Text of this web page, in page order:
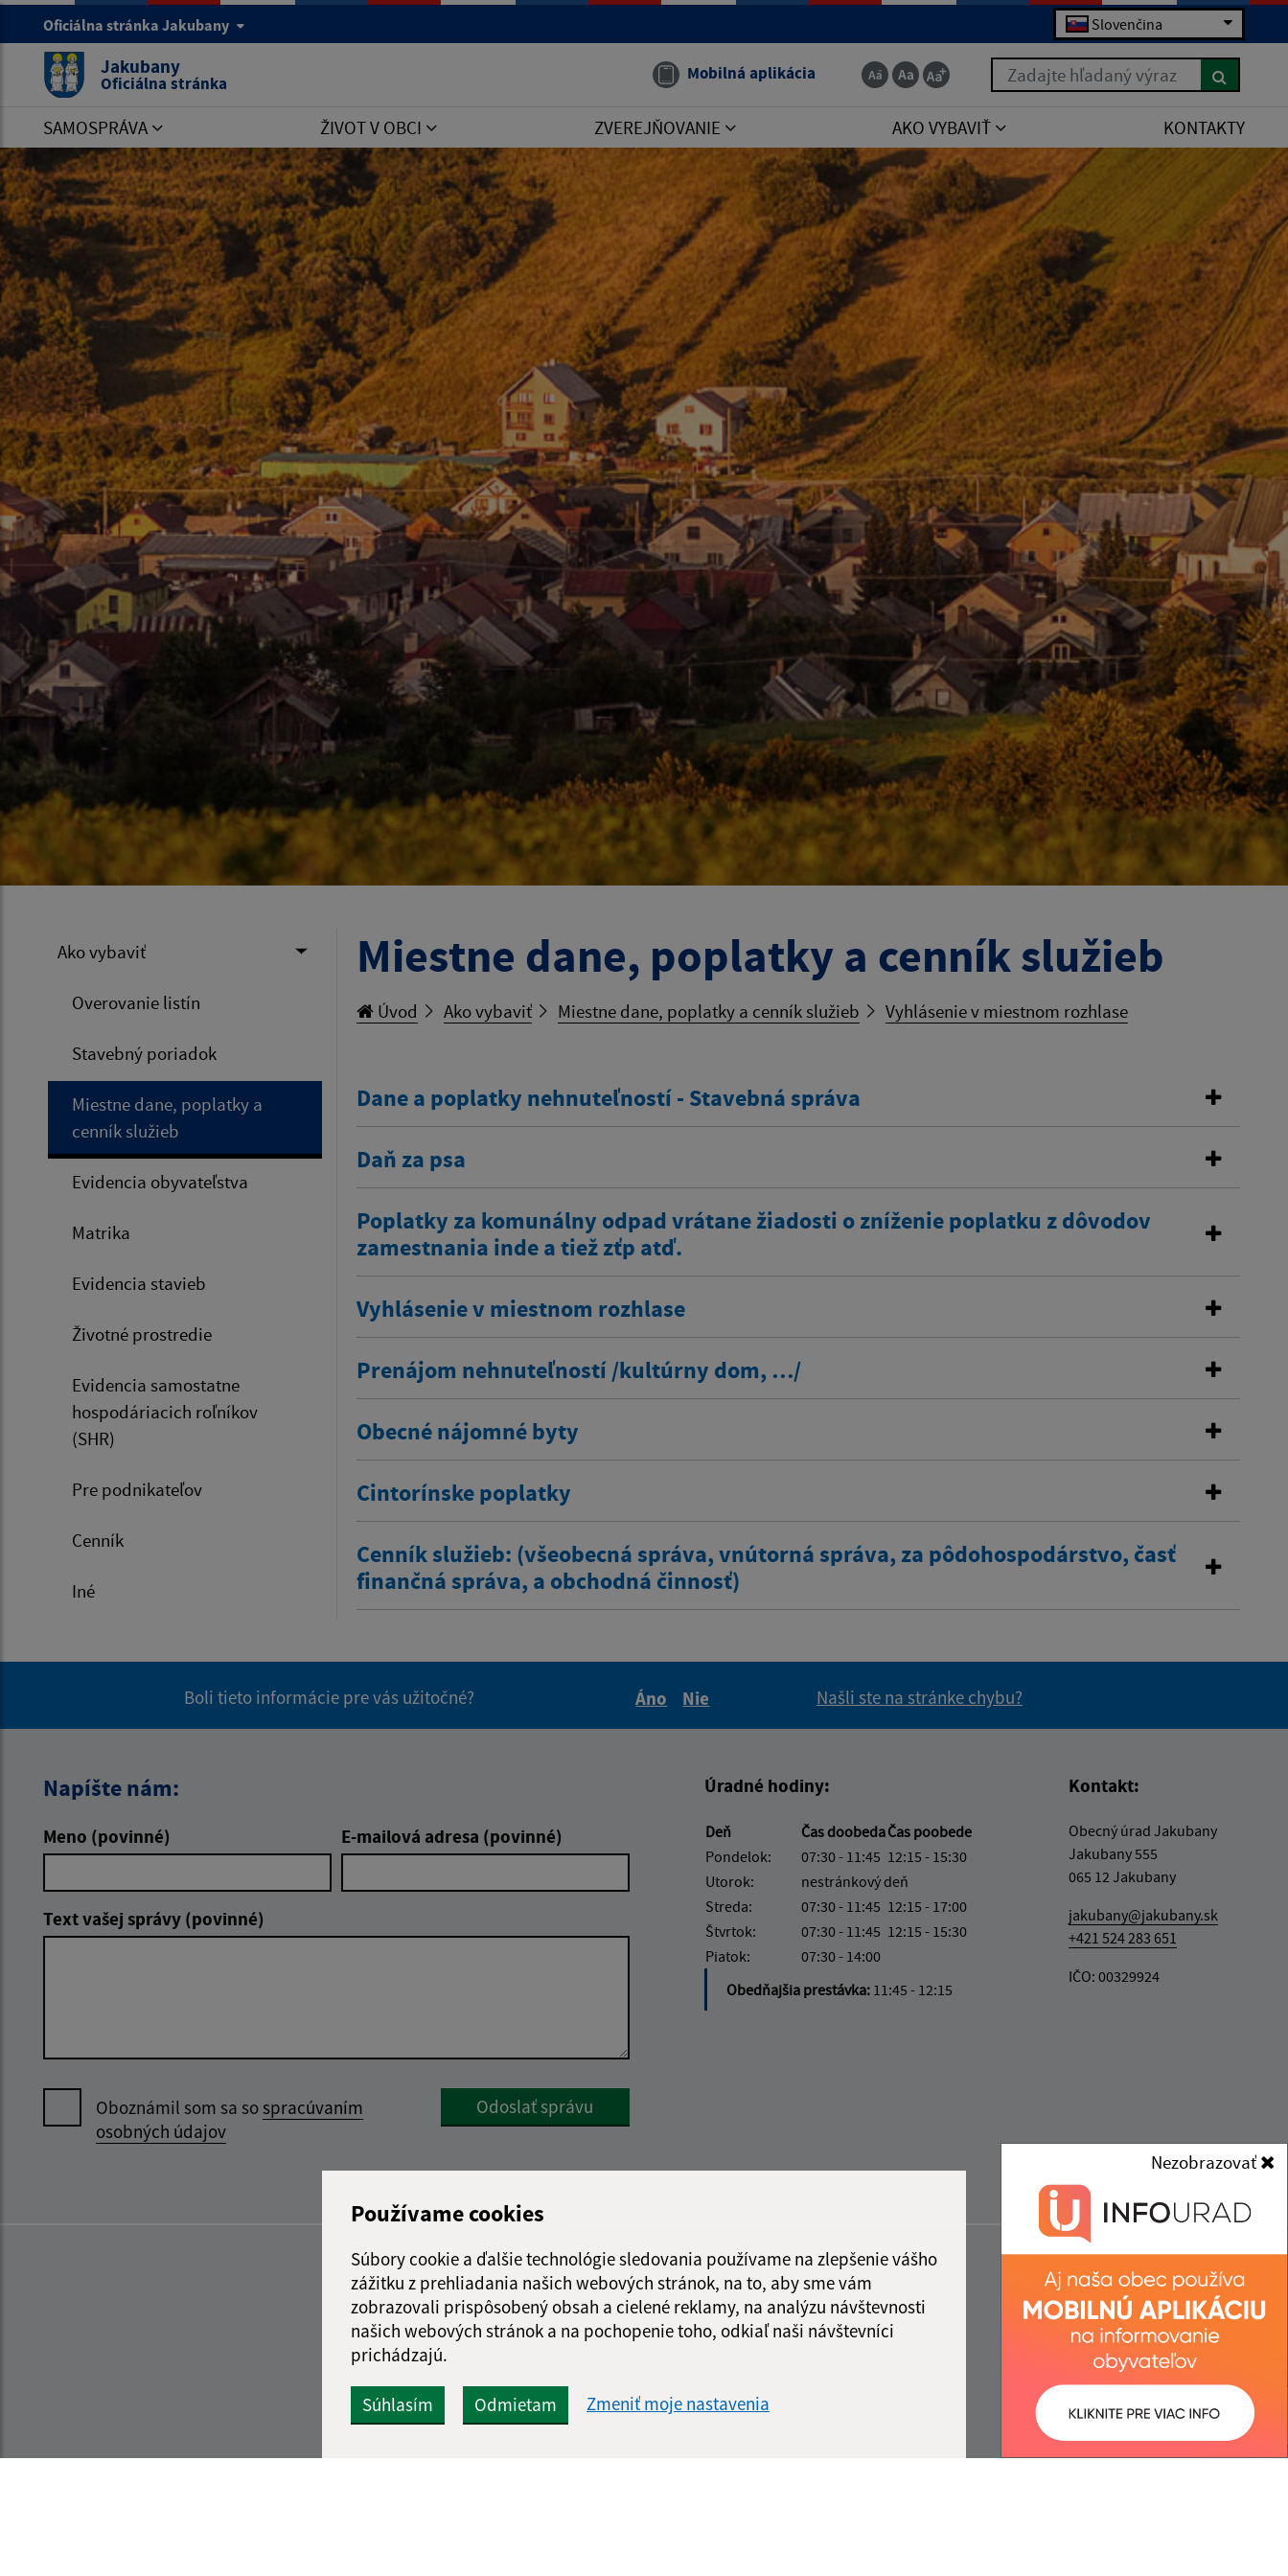
Používame cookies
Súbory cookie a ďalšie technológie sledovania používame na zlepšenie vášho
zážitku z prehliadania našich webových stránok, na to, aby sme vám
zobrazovali prispôsobený obsah a cielené reklamy, na analýzu návštevnosti
našich webových stránok a na pochopenie toho, odkiaľ naši návštevníci
prichádzajú.
Súhlasím Odmietam Zmeniť moje nastavenia
Nezobrazovať
Oficiálna stránka Jakubany Slovenčina
Jakubany
Oficiálna stránka Mobilná aplikácia Zadajte hľadaný výraz
SAMOSPRÁVA ŽIVOT V OBCI ZVEREJŇOVANIE AKO VYBAVIŤ KONTAKTY
Ako vybaviť
Overovanie listín
Stavebný poriadok
Miestne dane, poplatky a
cenník služieb
Evidencia obyvateľstva
Matrika
Evidencia stavieb
Životné prostredie
Evidencia samostatne
hospodáriacich roľníkov
(SHR)
Pre podnikateľov
Cenník
Iné
Miestne dane, poplatky a cenník služieb
Úvod Ako vybaviť Miestne dane, poplatky a cenník služieb Vyhlásenie v miestnom rozhlase
Dane a poplatky nehnuteľností - Stavebná správa
Daň za psa
Poplatky za komunálny odpad vrátane žiadosti o zníženie poplatku z dôvodov
zamestnania inde a tiež zťp atď.
Vyhlásenie v miestnom rozhlase
Prenájom nehnuteľností /kultúrny dom, …/
Obecné nájomné byty
Cintorínske poplatky
Cenník služieb: (všeobecná správa, vnútorná správa, za pôdohospodárstvo, časť
finančná správa, a obchodná činnosť)
Boli tieto informácie pre vás užitočné?
Áno
Nie
Našli ste na stránke chybu?
Napíšte nám:
Meno (povinné) E-mailová adresa (povinné)
Text vašej správy (povinné)
Oboznámil som sa sospracúvaním
osobných údajov
Google reCaptcha Response
Odoslať správu
Úradné hodiny:
Deň Čas doobedaČas poobede
Pondelok:
07:30 - 11:45 12:15 - 15:30
Utorok:
nestránkový deň
Streda:
07:30 - 11:45 12:15 - 17:00
Štvrtok:
07:30 - 11:45 12:15 - 15:30
Piatok:
07:30 - 14:00
Obedňajšia prestávka: 11:45 - 12:15
Kontakt:
Obecný úrad Jakubany
Jakubany 555
065 12 Jakubany
jakubany@jakubany.sk
+421 524 283 651
IČO: 00329924